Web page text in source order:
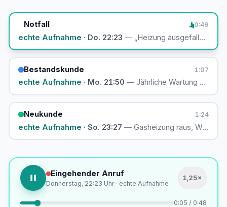
Notfall 0:49
echte Aufnahme · Do. 22:23 — „Heizung ausgefallen —
Bestandskunde 1:07
echte Aufnahme · Mo. 21:50 — Jährliche Wartung
Neukunde 1:24
echte Aufnahme · So. 23:27 — Gasheizung raus,
Eingehender Anruf
Donnerstag, 22:23 Uhr · echte Aufnahme
1,25×
0:07 / 0:48